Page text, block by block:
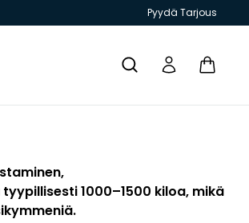
Pyydä Tarjous
1000–1500 kiloa, mikä